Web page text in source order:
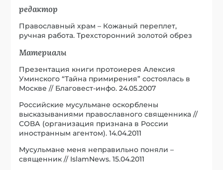
редактор
Православный храм – Кожаный переплет,
ручная работа. Трехсторонний золотой обрез
Материалы
Презентация книги протоиерея Алексия
Уминского “Тайна примирения” состоялась в
Москве // Благовест-инфо. 24.05.2007
Российские мусульмане оскорблены
высказываниями православного священника //
СОВА (организация признана в России
иностранным агентом). 14.04.2011
Мусульмане меня неправильно поняли –
священник // IslamNews. 15.04.2011